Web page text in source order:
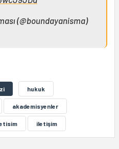
(@boundayanisma)
hukuk
akademisyenler
iletişim